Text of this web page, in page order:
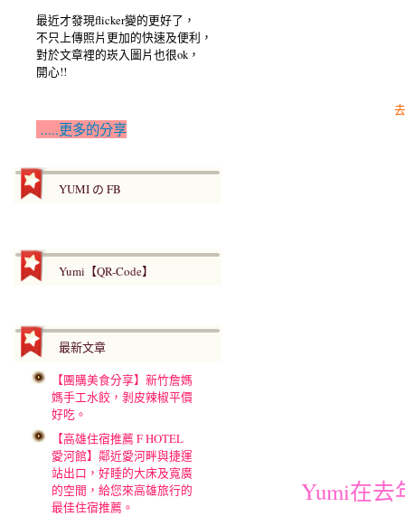
最近才發現flicker變的更好了，
不只上傳照片更加的快速及便利，
對於文章裡的崁入圖片也很ok，
開心!!
.....更多的分享
YUMI の FB
Yumi【QR-Code】
最新文章
【團購美食分享】新竹詹媽
媽手工水餃，剝皮辣椒平價
好吃。
【高雄住宿推薦 F HOTEL
愛河館】鄰近愛河畔與捷運
站出口，好睡的大床及寬廣
的空間，給您來高雄旅行的
最佳住宿推薦。
Yumi在去